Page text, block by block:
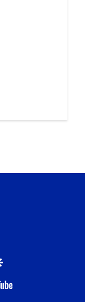
google
youtube-